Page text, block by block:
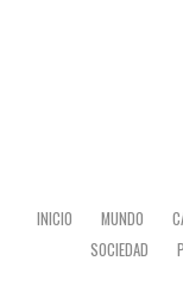
INICIO MUNDO
SOCIEDAD